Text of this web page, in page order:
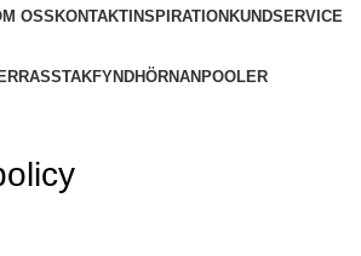
OSS KONTAKT INSPIRATION KUNDSERVICE
FYNDHÖRNAN POOLER